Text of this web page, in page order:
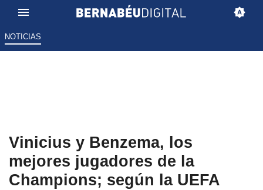
NOTICIAS
Vinicius y Benzema, los
mejores jugadores de la
Champions; según la UEFA